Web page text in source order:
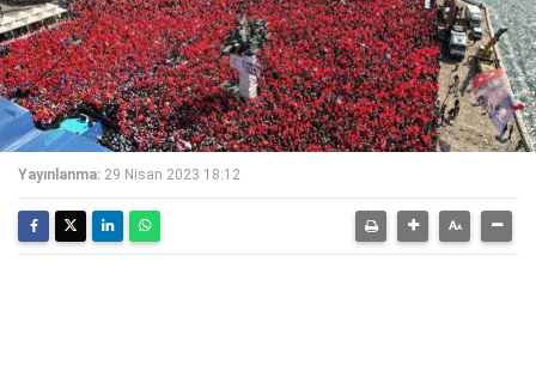
Yayınlanma: 29 Nisan 2023 18:12